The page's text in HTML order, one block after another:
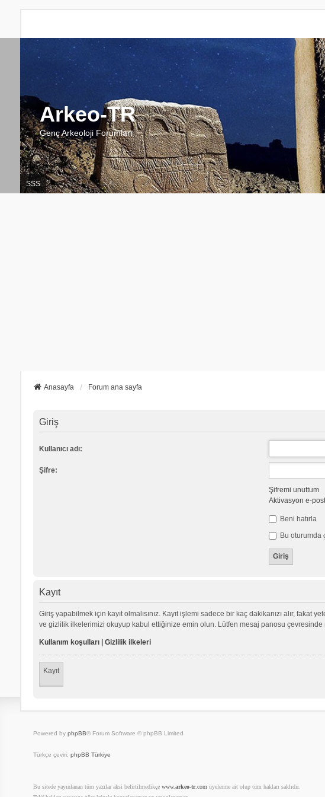
Arkeo-TR
Genç Arkeoloji Forumları
SSS
Anasayfa Forum ana sayfa
Giriş
Kullanıcı adı:
Şifre:
Şifremi unuttum
Aktivasyon e-
Beni hatırla
Bu oturumda
Kayıt
Giriş yapabilmek için kayıt olmalısınız. Kayıt işlemi sadece bir kaç dakikanızı alır, fakat
ve gizlilik ilkelerimizi okuyup kabul ettiğinize emin olun. Lütfen mesaj panosu
Kullanım koşulları| Gizlilik ilkeleri
Kayıt
Powered by phpBB® Forum Software © phpBB Limited
Türkçe çeviri: phpBB Türkiye
Bu sitede yayınlanan tüm yazılar aksi belirtilmedikçe www.arkeo-tr.com üyelerine ait olup tüm hakları saklıdır.